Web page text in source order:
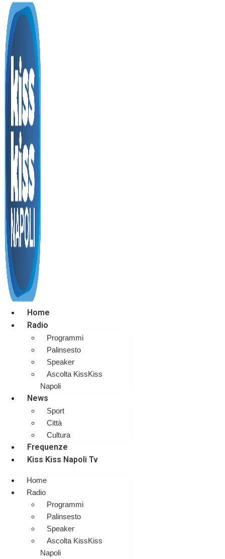
Home
Radio
Programmi
Palinsesto
Speaker
Ascolta KissKiss
Napoli
News
Sport
Città
Cultura
Frequenze
Kiss Kiss Napoli Tv
Home
Radio
Programmi
Palinsesto
Speaker
Ascolta KissKiss
Napoli